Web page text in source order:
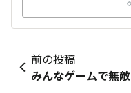
前の投稿